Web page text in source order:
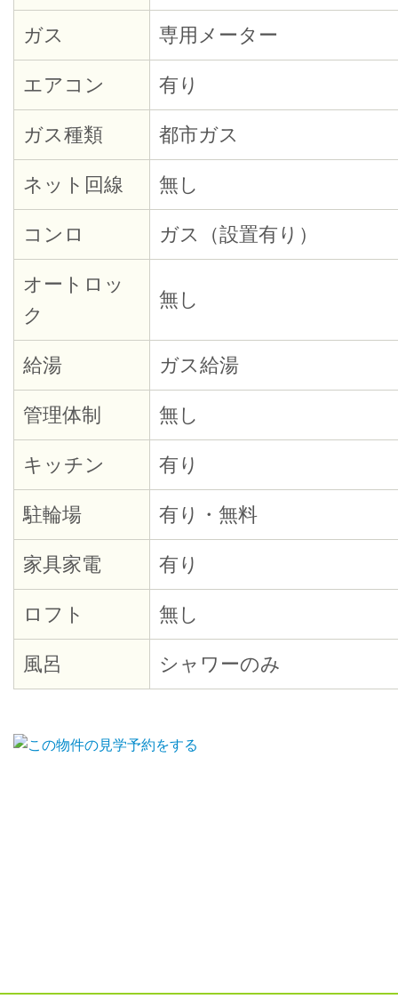
ガス 専用メーター
エアコン 有り
ガス種類 都市ガス
ネット回線 無し
コンロ ガス（設置有り）
オートロッ
ク
無し
給湯 ガス給湯
管理体制 無し
キッチン 有り
駐輪場 有り・無料
家具家電 有り
ロフト 無し
風呂 シャワーのみ